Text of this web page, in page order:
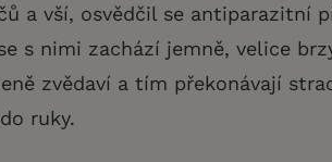
a vší, osvědčil se antiparazitní
s nimi zachází jemně, velice
zvědaví a tím překonávají
ruky.